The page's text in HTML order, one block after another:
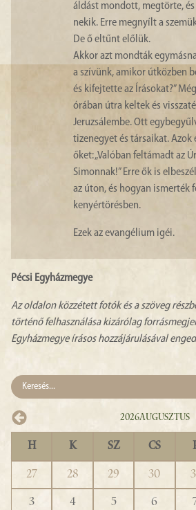
áldást mondott, megtörte,
nekik. Erre megnyílt a
De ő eltűnt előlük.
Akkor azt mondták
a szívünk, amikor útközben
és kifejtette az Írásokat?”
órában útra keltek és
Jeruzsálembe. Ott
tizenegyet és társaikat. Azok
őket: „Valóban feltámadt az
Simonnak!” Erre ők is
az úton, és hogyan ismerték
kenyértörésben.
Ezek az evangélium igéi.
Pécsi Egyházmegye
Az oldalon közzétett fotók és a szöveg
történő felhasználása kizárólag
Egyházmegye írásos hozzájárulásával
2026Augusztus
H K SZ CS
27 28 29 30
3
4 5 6